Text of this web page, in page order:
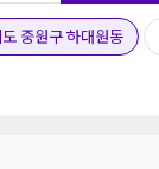
중원구 하대원동